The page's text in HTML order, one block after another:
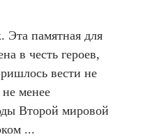
Эта памятная для
в честь героев,
вести не
менее
Второй мировой
...